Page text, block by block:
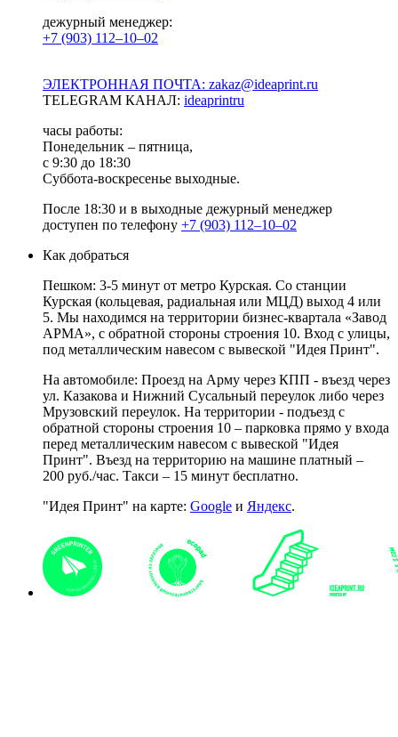
дежурный менеджер:
+7 (903) 112–10–02
ЭЛЕКТРОННАЯ ПОЧТА: zakaz@ideaprint.ru
TELEGRAM КАНАЛ: ideaprintru
часы работы:
Понедельник – пятница,
с 9:30 до 18:30
Суббота-воскресенье выходные.
После 18:30 и в выходные дежурный менеджер
доступен по телефону +7 (903) 112–10–02
Как добраться
Пешком: 3-5 минут от метро Курская. Со станции
Курская (кольцевая, радиальная или МЦД) выход 4 или
5. Мы находимся на территории бизнес-квартала «Завод
АРМА», с обратной стороны строения 10. Вход с улицы,
под металлическим навесом с вывеской "Идея Принт".
На автомобиле: Проезд на Арму через КПП - въезд через
ул. Казакова и Нижний Сусальный переулок либо через
Мрузовский переулок. На территории - подъезд с
обратной стороны строения 10 – парковка прямо у входа
перед металлическим навесом с вывеской "Идея
Принт". Въезд на территорию на машине платный –
200 руб./час. Такси – 15 минут бесплатно.
"Идея Принт" на карте: Google и Яндекс.